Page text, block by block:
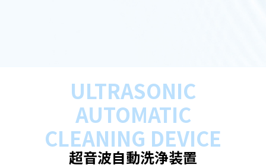
ULTRASONIC
AUTOMATIC
CLEANING DEVICE
超音波自動洗浄装置